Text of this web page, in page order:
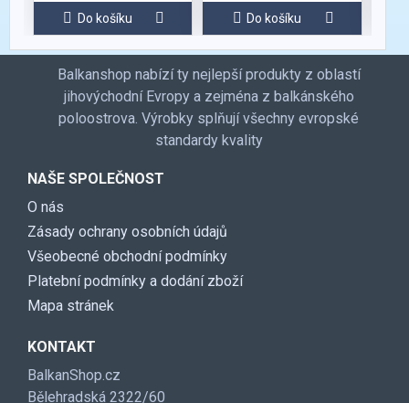
Do košíku Do košíku
Balkanshop nabízí ty nejlepší produkty z oblastí
jihovýchodní Evropy a zejména z balkánského
poloostrova. Výrobky splňují všechny evropské
standardy kvality
NAŠE SPOLEČNOST
O nás
Zásady ochrany osobních údajů
Všeobecné obchodní podmínky
Platební podmínky a dodání zboží
Mapa stránek
KONTAKT
BalkanShop.cz
Bělehradská 2322/60